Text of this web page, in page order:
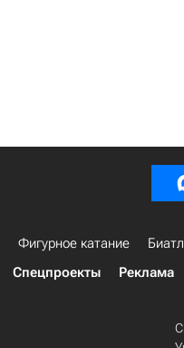
Фигурное катание
Спецпроекты
Реклама